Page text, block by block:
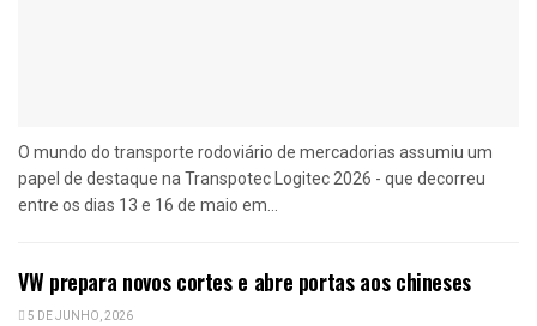
O mundo do transporte rodoviário de mercadorias assumiu um
papel de destaque na Transpotec Logitec 2026 - que decorreu
entre os dias 13 e 16 de maio em...
VW prepara novos cortes e abre portas aos chineses
5 DE JUNHO, 2026